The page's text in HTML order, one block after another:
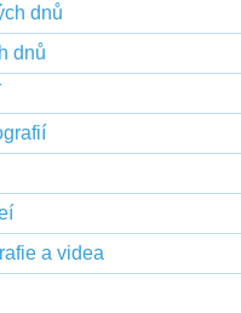
dnů
dnů
a videa